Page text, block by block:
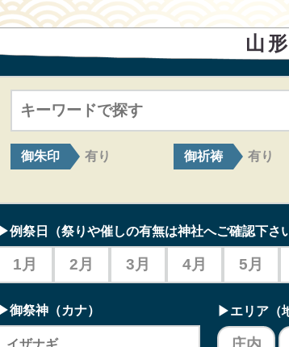
山
御朱印 有り 御祈祷 有り
▶例祭日 （祭りや催しの有無は神社へご確認下さ
1月 2月 3月 4月 5月
▶御祭神（カナ） ▶エリア（